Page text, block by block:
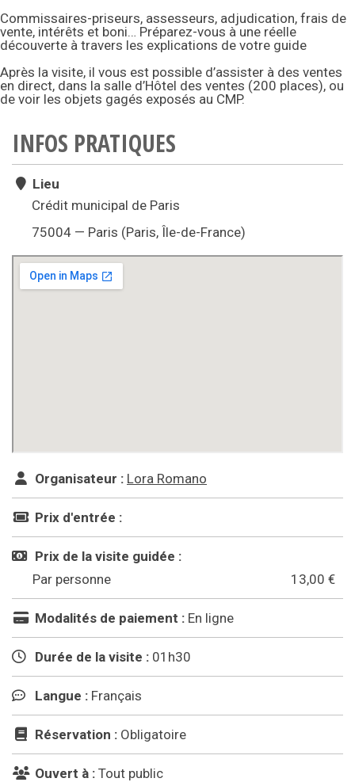
Commissaires-priseurs, assesseurs, adjudication, frais de
vente, intérêts et boni… Préparez-vous à une réelle
découverte à travers les explications de votre guide
Après la visite, il vous est possible d’assister à des ventes
en direct, dans la salle d’Hôtel des ventes (200 places), ou
de voir les objets gagés exposés au CMP.
INFOS PRATIQUES
Lieu
Crédit municipal de Paris
75004 — Paris (Paris, Île-de-France)
Organisateur : Lora Romano
Prix d'entrée :
Prix de la visite guidée :
Par personne
13,00 €
Modalités de paiement : En ligne
Durée de la visite : 01h30
Langue : Français
Réservation : Obligatoire
Ouvert à : Tout public